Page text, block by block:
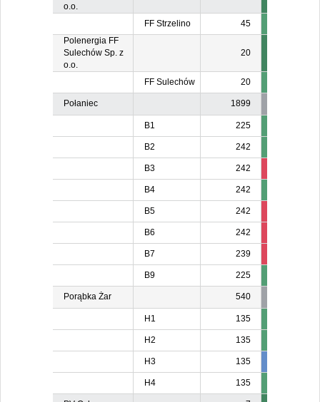
o.o.
FF Strzelino
45
Polenergia FF
Sulechów Sp. z
o.o.
20
FF Sulechów 20
Połaniec 1899
B1 225
B2 242
B3 242
B4 242
B5 242
B6 242
B7 239
B9 225
Porąbka Żar 540
H1 135
H2 135
H3 135
H4 135